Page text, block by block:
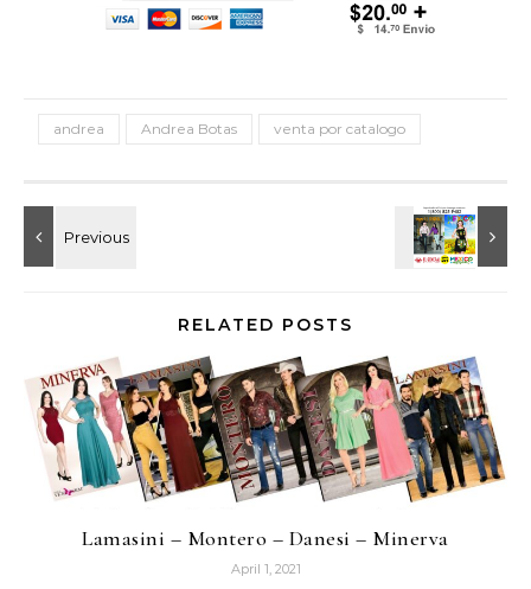
andrea Andrea Botas venta por catalogo
RELATED POSTS
Lamasini – Montero – Danesi – Minerva
April 1, 2021